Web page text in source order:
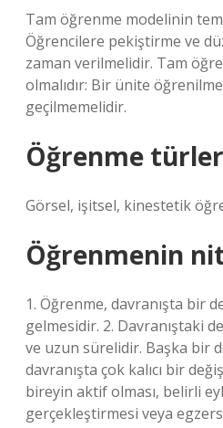
Tam öğrenme modelinin
Öğrencilere pekiştirme ve
zaman verilmelidir. Tam
olmalıdır: Bir ünite
geçilmemelidir.
Öğrenme
Görsel, işitsel, kinestetik
Öğrenmenin
1. Öğrenme, davranışta bir
gelmesidir. 2. Davranıştaki
ve uzun sürelidir. Başka bir
davranışta çok kalıcı bir
bireyin aktif olması, belirli
gerçekleştirmesi veya